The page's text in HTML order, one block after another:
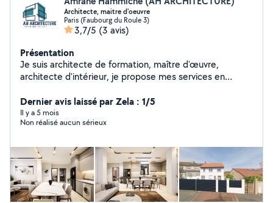
Architecte, maitre d'oeuvre
Paris (Faubourg du Roule 3)
3,7/5 (3 avis)
Présentation
Je suis architecte de formation, maître d'œuvre,
architecte d'intérieur, je propose mes services en
travaux, permis de construire moins de 150 m2, des
aménagement intérieurs et extérieur en 2D et 3D,
établissement des dossier demande d'autorisation
Dernier avis laissé par Zela : 1/5
Il y a 5 mois
Non réalisé aucun sérieux